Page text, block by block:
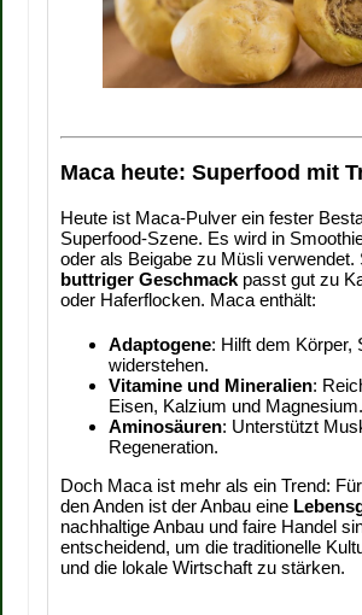
Maca heute: Superfood mit
Heute ist Maca-Pulver ein fester
Superfood-Szene. Es wird in
oder als Beigabe zu Müsli verwendet.
buttriger Geschmack passt gut zu
oder Haferflocken. Maca enthält:
Adaptogene: Hilft dem Körper,
widerstehen.
Vitamine und Mineralien:
Eisen, Kalzium und Magnesium.
Aminosäuren: Unterstützt
Regeneration.
Doch Maca ist mehr als ein Trend:
den Anden ist der Anbau eine
nachhaltige Anbau und faire Handel
entscheidend, um die traditionelle
und die lokale Wirtschaft zu stärken.